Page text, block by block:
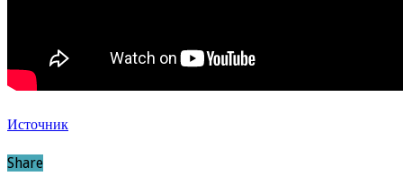
Источник
Share